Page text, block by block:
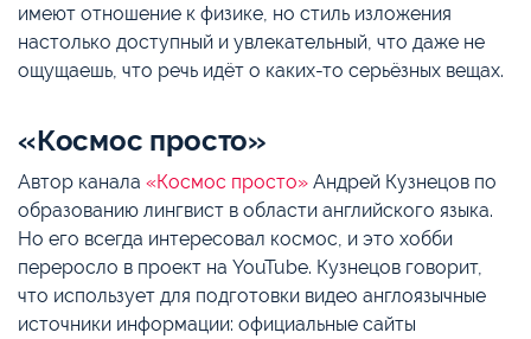
имеют отношение к физике, но стиль изложения
настолько доступный и увлекательный, что даже не
ощущаешь, что речь идёт о каких-то серьёзных вещах.
«Космос просто»
Автор канала «Космос просто» Андрей Кузнецов по
образованию лингвист в области английского языка.
Но его всегда интересовал космос, и это хобби
переросло в проект на YouTube. Кузнецов говорит,
что использует для подготовки видео англоязычные
источники информации: официальные сайты